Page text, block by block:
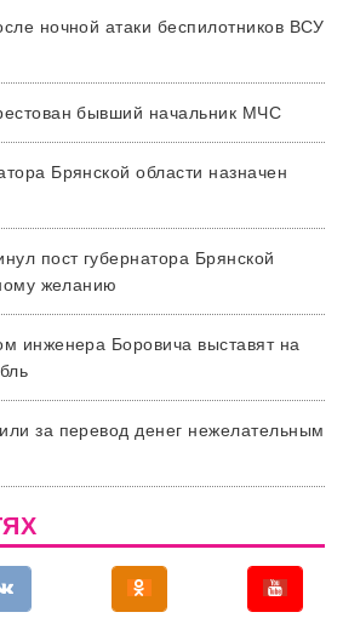
ночной атаки беспилотников ВСУ
бывший начальник МЧС
Брянской области назначен
пост губернатора Брянской
желанию
инженера Боровича выставят на
за перевод денег нежелательным